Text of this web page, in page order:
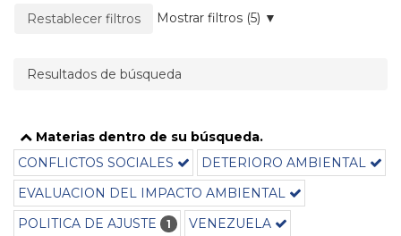
La página se recargará cuando se elimine un filtro.
Restablecer filtros Mostrar filtros (5)
Resultados de búsqueda
Materias dentro de su búsqueda.
CONFLICTOS SOCIALES
DETERIORO AMBIENTAL
EVALUACION DEL IMPACTO AMBIENTAL
POLITICA DE AJUSTE
1 VENEZUELA